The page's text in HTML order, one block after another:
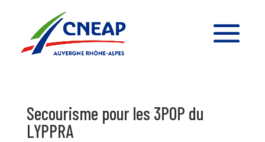
Secourisme pour les 3POP du
LYPPRA